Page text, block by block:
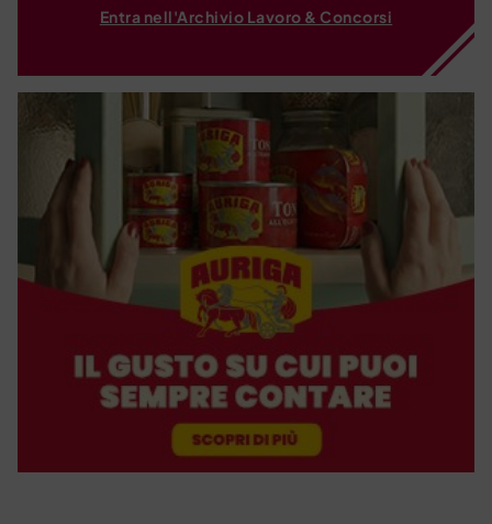
Entra nell'Archivio Lavoro & Concorsi